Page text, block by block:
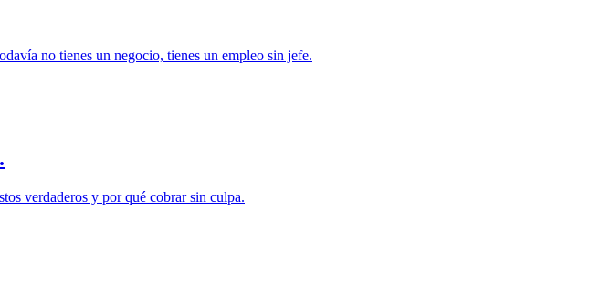
no tienes un negocio, tienes un empleo sin jefe.
verdaderos y por qué cobrar sin culpa.